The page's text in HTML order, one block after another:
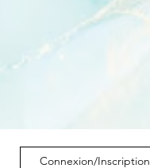
Connexion/Inscription